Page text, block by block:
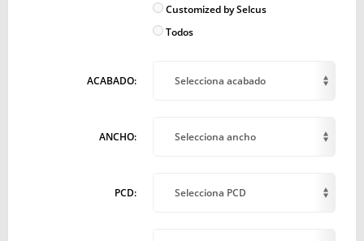
Customized by Selcus
Todos
ACABADO: Selecciona acabado
ANCHO: Selecciona ancho
PCD: Selecciona PCD